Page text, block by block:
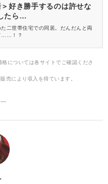
好き勝手するのは許せな
たら…
二世帯住宅での同居。だんだんと両
……！？
については各サイトでご確認くださ
売により収入を得ています。
―